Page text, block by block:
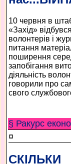
10 червня в
«Захід»
волонтерів і
питання
поширення
запобігання
діяльність
говорили про
свого
§ Ракурс
¤
СКІЛЬКИ